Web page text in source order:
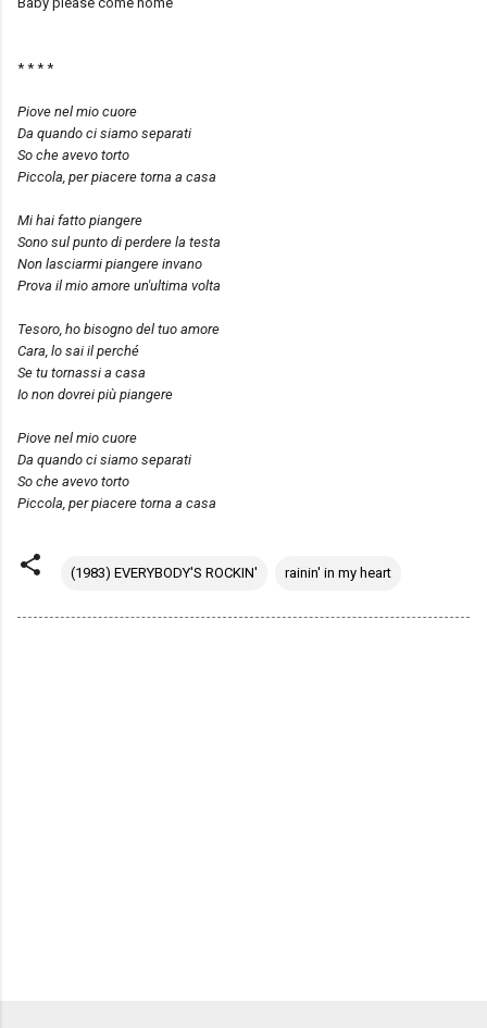
* * * *
Piove nel mio cuore
Da quando ci siamo separati
So che avevo torto
Piccola, per piacere torna a casa
Mi hai fatto piangere
Sono sul punto di perdere la testa
Non lasciarmi piangere invano
Prova il mio amore un'ultima volta
Tesoro, ho bisogno del tuo amore
Cara, lo sai il perché
Se tu tornassi a casa
Io non dovrei più piangere
Piove nel mio cuore
Da quando ci siamo separati
So che avevo torto
Piccola, per piacere torna a casa
(1983) EVERYBODY'S ROCKIN' rainin' in my heart